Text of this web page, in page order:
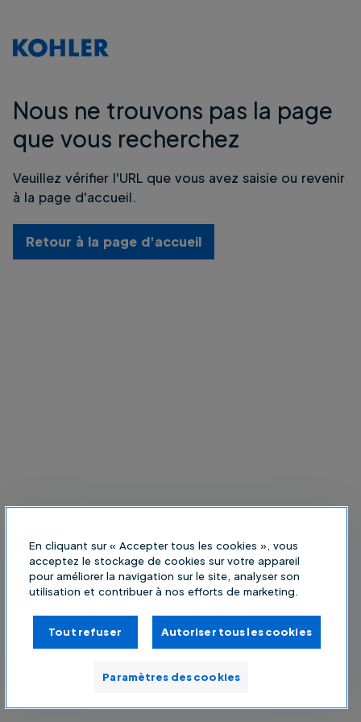
Nous ne trouvons pas la page
que vous recherchez
Veuillez vérifier l'URL que vous avez saisie ou revenir
à la page d'accueil.
Retour à la page d'accueil
En cliquant sur « Accepter tous les cookies », vous
acceptez le stockage de cookies sur votre appareil
pour améliorer la navigation sur le site, analyser son
utilisation et contribuer à nos efforts de marketing.
Tout refuser Autoriser tous les cookies
Paramètres des cookies